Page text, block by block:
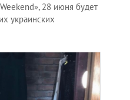
28 июня будет
украинских